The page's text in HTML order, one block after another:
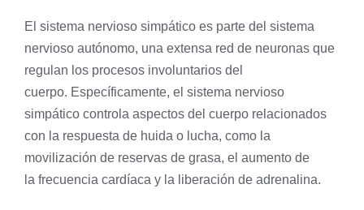
El sistema nervioso simpático es parte del sistema
nervioso autónomo, una extensa red de neuronas que
regulan los procesos involuntarios del
cuerpo. Específicamente, el sistema nervioso
simpático controla aspectos del cuerpo relacionados
con la respuesta de huida o lucha, como la
movilización de reservas de grasa, el aumento de
la frecuencia cardíaca y la liberación de adrenalina.